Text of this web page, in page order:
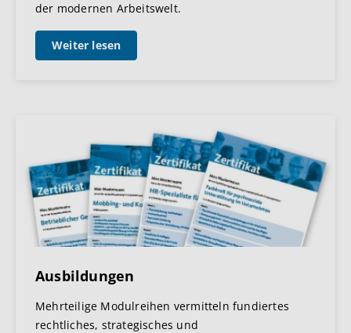
der modernen Arbeitswelt.
Weiter lesen
Ausbildungen
Mehrteilige Modulreihen vermitteln fundiertes
rechtliches, strategisches und